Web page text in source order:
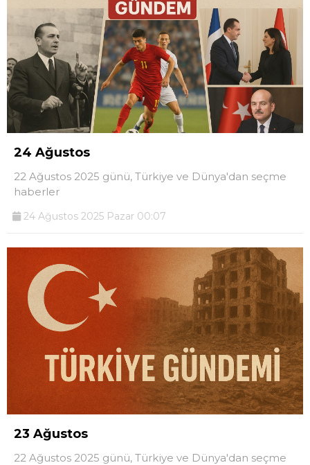
24 Ağustos
22 Ağustos 2025 günü, Türkiye ve Dünya'dan seçme
haberler
24 Ağustos 2025 Pazar 00:07
23 Ağustos
22 Ağustos 2025 günü, Türkiye ve Dünya'dan seçme